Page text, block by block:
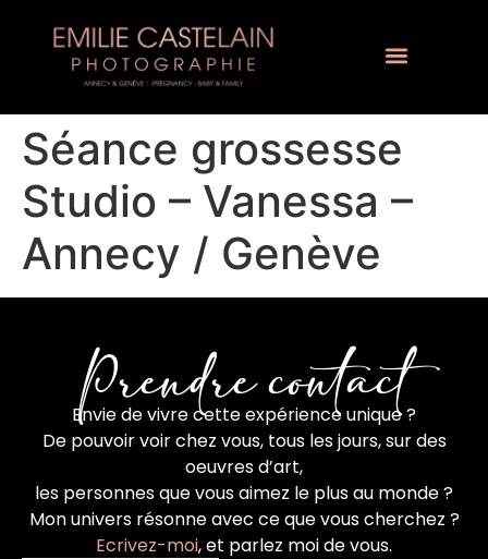
Séance grossesse
Studio – Vanessa –
Annecy / Genève
Prendre contact
Envie de vivre cette expérience unique ?
De pouvoir voir chez vous, tous les jours, sur des
oeuvres d’art,
les personnes que vous aimez le plus au monde ?
Mon univers résonne avec ce que vous cherchez ?
Ecrivez-moi, et parlez moi de vous.